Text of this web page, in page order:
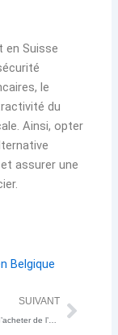
en Suisse
le
du
Ainsi, opter
assurer une
Belgique
SUIVANT
Les avantages d’acheter de l’or en Belgique